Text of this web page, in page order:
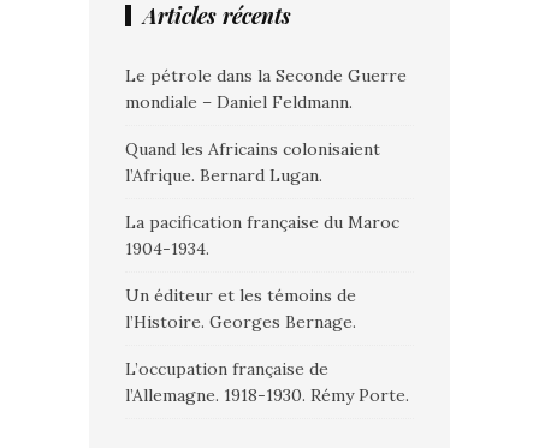
Articles récents
Le pétrole dans la Seconde Guerre
mondiale – Daniel Feldmann.
Quand les Africains colonisaient
l’Afrique. Bernard Lugan.
La pacification française du Maroc
1904-1934.
Un éditeur et les témoins de
l’Histoire. Georges Bernage.
L’occupation française de
l’Allemagne. 1918-1930. Rémy Porte.